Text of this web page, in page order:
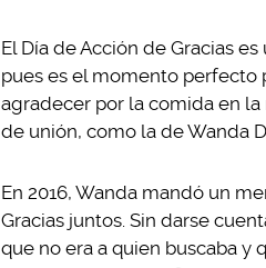
El Día de Acción de Gracias
pues es el momento perfecto
agradecer por la comida en
de unión, como la de Wanda
En 2016, Wanda mandó un
Gracias juntos. Sin darse
que no era a quien buscaba y